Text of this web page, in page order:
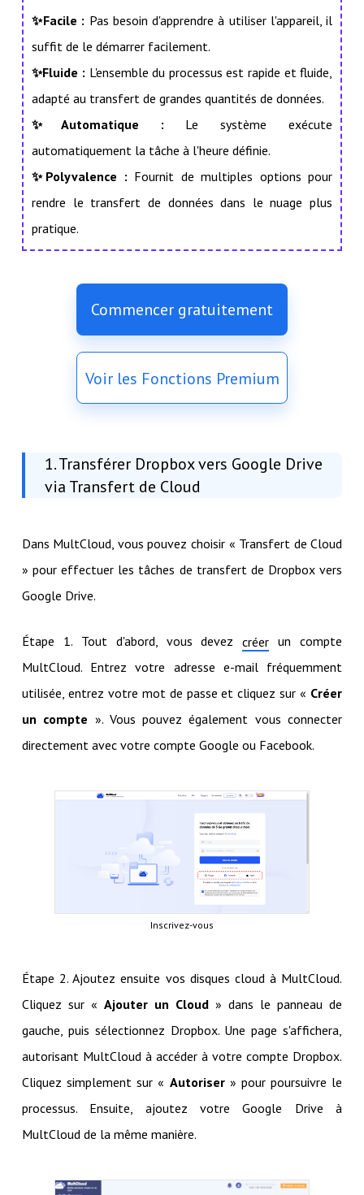
✨Facile : Pas besoin d'apprendre à utiliser l'appareil, il
suffit de le démarrer facilement.
✨Fluide : L'ensemble du processus est rapide et fluide,
adapté au transfert de grandes quantités de données.
✨Automatique : Le système exécute
automatiquement la tâche à l'heure définie.
✨Polyvalence : Fournit de multiples options pour
rendre le transfert de données dans le nuage plus
pratique.
Commencer gratuitement
Voir les Fonctions Premium
1. Transférer Dropbox vers Google Drive
via Transfert de Cloud
Dans MultCloud, vous pouvez choisir « Transfert de Cloud
» pour effectuer les tâches de transfert de Dropbox vers
Google Drive.
Étape 1. Tout d'abord, vous devezcréer un compte
MultCloud. Entrez votre adresse e-mail fréquemment
utilisée, entrez votre mot de passe et cliquez sur « Créer
un compte ». Vous pouvez également vous connecter
directement avec votre compte Google ou Facebook.
Inscrivez-vous
Étape 2. Ajoutez ensuite vos disques cloud à MultCloud.
Cliquez sur « Ajouter un Cloud » dans le panneau de
gauche, puis sélectionnez Dropbox. Une page s'affichera,
autorisant MultCloud à accéder à votre compte Dropbox.
Cliquez simplement sur « Autoriser» pour poursuivre le
processus. Ensuite, ajoutez votre Google Drive à
MultCloud de la même manière.